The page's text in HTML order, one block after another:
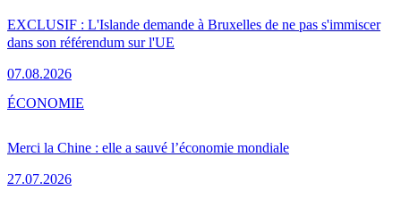
EXCLUSIF : L'Islande demande à Bruxelles de ne pas s'immiscer
dans son référendum sur l'UE
07.08.2026
Merci la Chine : elle a sauvé l’économie mondiale
27.07.2026
ÉCONOMIE